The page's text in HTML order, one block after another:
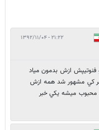
۲۱:۲۲ - ۱۳۹۲/۱۱/۰۴
ازش بدمون مياد
كي مشهور شد همه ازش
ميشه يكي خبر